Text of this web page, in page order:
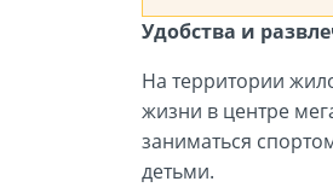
Удобства и
На территории
жизни в центре
заниматься
детьми.